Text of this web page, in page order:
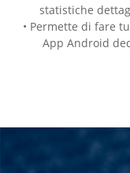
statistiche
• Permette di fare
App Android